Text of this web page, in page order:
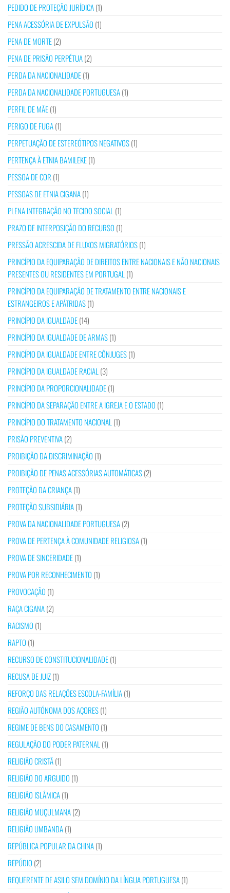
PEDIDO DE PROTEÇÃO JURÍDICA(1)
PENA ACESSÓRIA DE EXPULSÃO (1)
PENA DE MORTE(2)
PENA DE PRISÃO PERPÉTUA(2)
PERDA DA NACIONALIDADE(1)
PERDA DA NACIONALIDADE PORTUGUESA(1)
PERFIL DE MÃE(1)
PERIGO DE FUGA(1)
PERPETUAÇÃO DE ESTEREÓTIPOS NEGATIVOS(1)
PERTENÇA À ETNIA BAMILEKE(1)
PESSOA DE COR (1)
PESSOAS DE ETNIA CIGANA(1)
PLENA INTEGRAÇÃO NO TECIDO SOCIAL (1)
PRAZO DE INTERPOSIÇÃO DO RECURSO (1)
PRESSÃO ACRESCIDA DE FLUXOS MIGRATÓRIOS(1)
PRINCÍPIO DA EQUIPARAÇÃO DE DIREITOS ENTRE NACIONAIS E NÃO NACIONAIS
PRESENTES OU RESIDENTES EM PORTUGAL (1)
PRINCÍPIO DA EQUIPARAÇÃO DE TRATAMENTO ENTRE NACIONAIS E
ESTRANGEIROS E APÁTRIDAS(1)
PRINCÍPIO DA IGUALDADE(14)
PRINCÍPIO DA IGUALDADE DE ARMAS(1)
PRINCÍPIO DA IGUALDADE ENTRE CÔNJUGES(1)
PRINCÍPIO DA IGUALDADE RACIAL (3)
PRINCÍPIO DA PROPORCIONALIDADE(1)
PRINCÍPIO DA SEPARAÇÃO ENTRE A IGREJA E O ESTADO (1)
PRINCÍPIO DO TRATAMENTO NACIONAL (1)
PRISÃO PREVENTIVA(2)
PROIBIÇÃO DA DISCRIMINAÇÃO (1)
PROIBIÇÃO DE PENAS ACESSÓRIAS AUTOMÁTICAS(2)
PROTEÇÃO DA CRIANÇA(1)
PROTEÇÃO SUBSIDIÁRIA(1)
PROVA DA NACIONALIDADE PORTUGUESA(2)
PROVA DE PERTENÇA À COMUNIDADE RELIGIOSA(1)
PROVA DE SINCERIDADE(1)
PROVA POR RECONHECIMENTO (1)
PROVOCAÇÃO (1)
RAÇA CIGANA(2)
RACISMO (1)
RAPTO (1)
RECURSO DE CONSTITUCIONALIDADE(1)
RECUSA DE JUIZ(1)
REFORÇO DAS RELAÇÕES ESCOLA-FAMÍLIA(1)
REGIÃO AUTÓNOMA DOS AÇORES(1)
REGIME DE BENS DO CASAMENTO (1)
REGULAÇÃO DO PODER PATERNAL (1)
RELIGIÃO CRISTÃ(1)
RELIGIÃO DO ARGUIDO (1)
RELIGIÃO ISLÂMICA(1)
RELIGIÃO MUÇULMANA(2)
RELIGIÃO UMBANDA(1)
REPÚBLICA POPULAR DA CHINA(1)
REPÚDIO (2)
REQUERENTE DE ASILO SEM DOMÍNIO DA LÍNGUA PORTUGUESA(1)